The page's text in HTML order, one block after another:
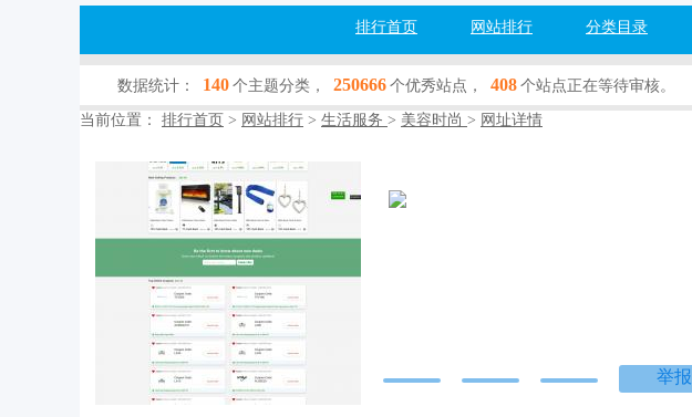
排行首页 网站排行 分类目录
数据统计： 140 个主题分类， 250666 个优秀站点， 408 个站点正在等待审核。
当前位置： 排行首页 > 网站排行 > 生活服务 > 美容时尚 > 网址详情
举报